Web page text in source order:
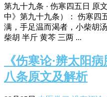
第九十九条 · 伤寒四五日 原
中》第九十九条）： 伤寒四
满，手足温而渴者，小柴胡
柴胡 半斤 黄芩 三两 ...
《伤寒论·辨太阳
八条原文及解析